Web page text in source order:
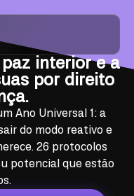
paz interior e a
por direito
Ano Universal 1: a
do modo reativo e
26 protocolos
potencial que estão